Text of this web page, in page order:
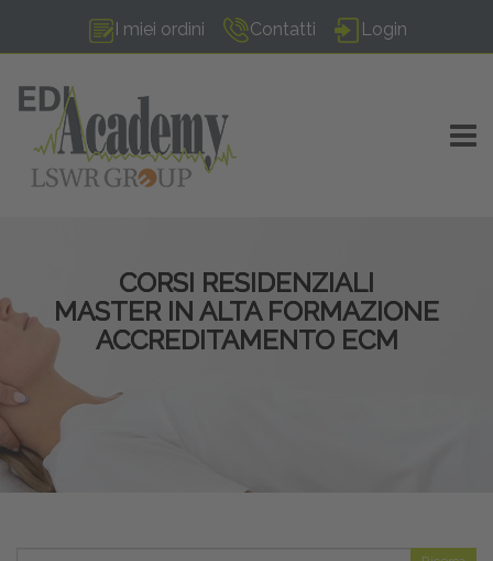
I miei ordini Contatti Login
CORSI RESIDENZIALI
MASTER IN ALTA FORMAZIONE
ACCREDITAMENTO ECM